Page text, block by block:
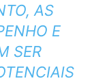
AS
E
SER